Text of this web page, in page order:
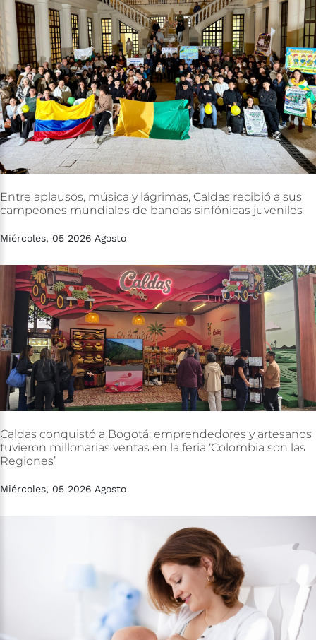
Entre aplausos, música y lágrimas, Caldas recibió a sus
campeones mundiales de bandas sinfónicas juveniles
Miércoles, 05 2026 Agosto
Caldas conquistó a Bogotá: emprendedores y artesanos
tuvieron millonarias ventas en la feria ‘Colombia son las
Regiones’
Miércoles, 05 2026 Agosto